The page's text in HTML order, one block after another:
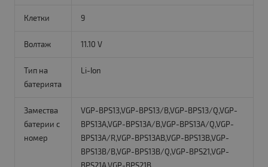
Клетки 9
Волтаж 11.10 V
Тип на
батерията
Li-Ion
Замества
батерии с
номер
VGP-BPS13,VGP-BPS13/B,VGP-BPS13/Q,VGP-
BPS13A,VGP-BPS13A/B,VGP-BPS13A/Q,VGP-
BPS13A/R,VGP-BPS13AB,VGP-BPS13B,VGP-
BPS13B/B,VGP-BPS13B/Q,VGP-BPS21,VGP-